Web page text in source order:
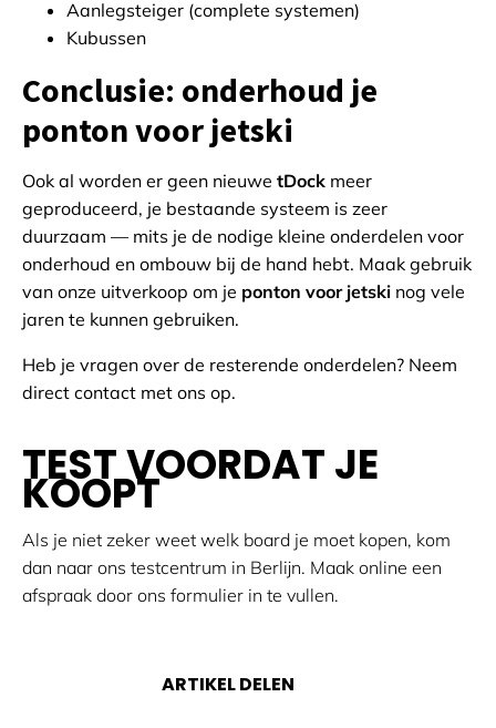
Aanlegsteiger (complete systemen)
Kubussen
Conclusie: onderhoud je
ponton voor jetski
Ook al worden er geen nieuwe tDock meer
geproduceerd, je bestaande systeem is zeer
duurzaam — mits je de nodige kleine onderdelen voor
onderhoud en ombouw bij de hand hebt. Maak gebruik
van onze uitverkoop om je ponton voor jetski nog vele
jaren te kunnen gebruiken.
Heb je vragen over de resterende onderdelen? Neem
direct contact met ons op.
TEST VOORDAT JE
KOOPT
Als je niet zeker weet welk board je moet kopen, kom
dan naar ons testcentrum in Berlijn. Maak online een
afspraak door ons formulier in te vullen.
ARTIKEL DELEN